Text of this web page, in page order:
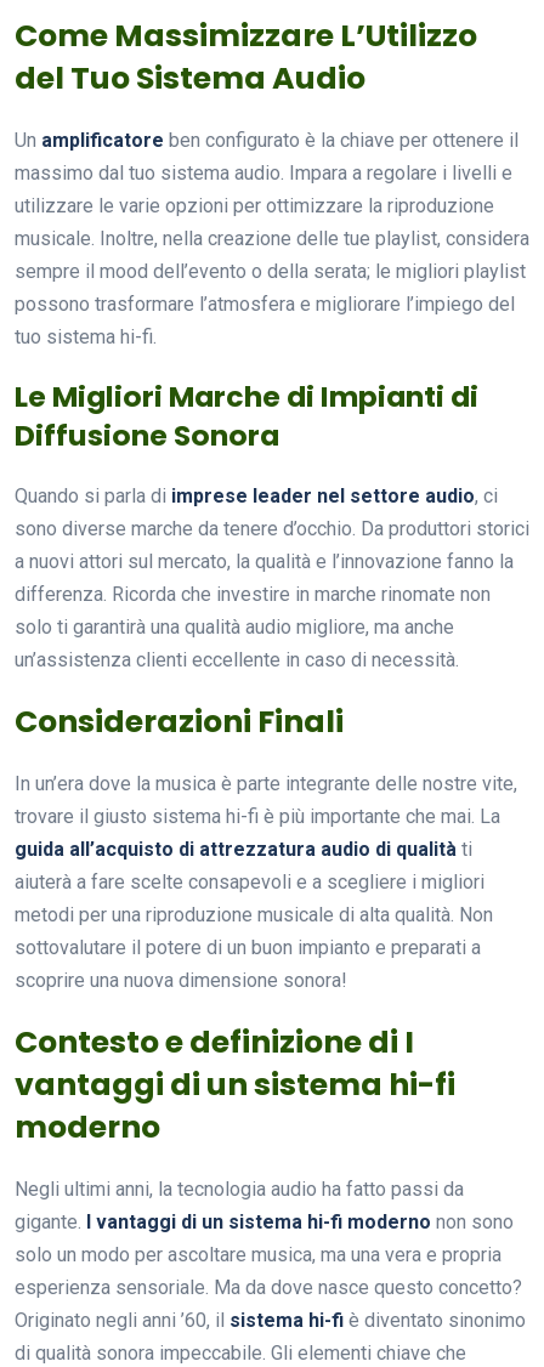
Come Massimizzare L’Utilizzo
del Tuo Sistema Audio
Un amplificatore ben configurato è la chiave per ottenere il
massimo dal tuo sistema audio. Impara a regolare i livelli e
utilizzare le varie opzioni per ottimizzare la riproduzione
musicale. Inoltre, nella creazione delle tue playlist, considera
sempre il mood dell’evento o della serata; le migliori playlist
possono trasformare l’atmosfera e migliorare l’impiego del
tuo sistema hi-fi.
Le Migliori Marche di Impianti di
Diffusione Sonora
Quando si parla di imprese leader nel settore audio, ci
sono diverse marche da tenere d’occhio. Da produttori storici
a nuovi attori sul mercato, la qualità e l’innovazione fanno la
differenza. Ricorda che investire in marche rinomate non
solo ti garantirà una qualità audio migliore, ma anche
un’assistenza clienti eccellente in caso di necessità.
Considerazioni Finali
In un’era dove la musica è parte integrante delle nostre vite,
trovare il giusto sistema hi-fi è più importante che mai. La
guida all’acquisto di attrezzatura audio di qualità ti
aiuterà a fare scelte consapevoli e a scegliere i migliori
metodi per una riproduzione musicale di alta qualità. Non
sottovalutare il potere di un buon impianto e preparati a
scoprire una nuova dimensione sonora!
Contesto e definizione di I
vantaggi di un sistema hi-fi
moderno
Negli ultimi anni, la tecnologia audio ha fatto passi da
gigante.
I vantaggi di un sistema hi-fi moderno non sono
solo un modo per ascoltare musica, ma una vera e propria
esperienza sensoriale. Ma da dove nasce questo concetto?
Originato negli anni ’60, il sistema hi-fi è diventato sinonimo
di qualità sonora impeccabile. Gli elementi chiave che